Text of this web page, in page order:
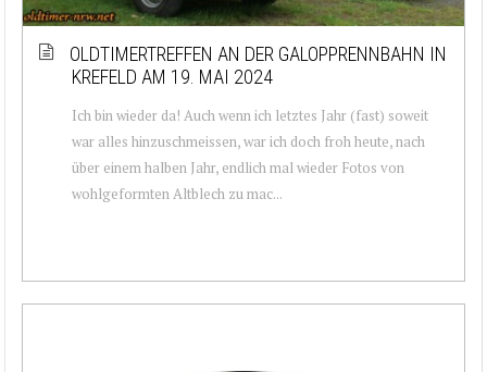
OLDTIMERTREFFEN AN DER GALOPPRENNBAHN IN
KREFELD AM 19. MAI 2024
Ich bin wieder da! Auch wenn ich letztes Jahr (fast) soweit
war alles hinzuschmeissen, war ich doch froh heute, nach
über einem halben Jahr, endlich mal wieder Fotos von
wohlgeformten Altblech zu mac...